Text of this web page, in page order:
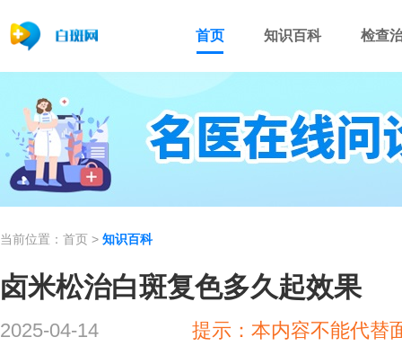
首页 知识百科 检查
当前位置： 首页 > 知识百科
卤米松治白斑复色多久起效果
2025-04-14
提示：本内容不能代替